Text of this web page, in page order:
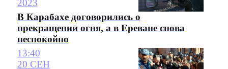
2023
В Карабахе договорились о
прекращении огня, а в Ереване снова
неспокойно
13:40
20 СЕН